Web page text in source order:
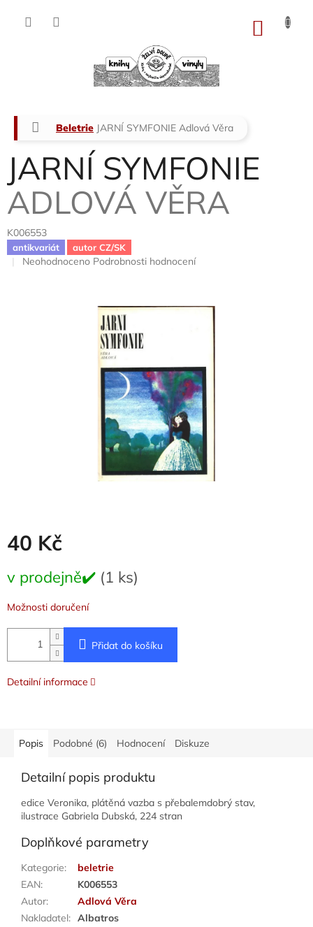
Domů
Beletrie JARNÍ SYMFONIE Adlová Věra
JARNÍ SYMFONIE
ADLOVÁ VĚRA
K006553
antikvariát autor CZ/SK
Průměrné
Neohodnoceno Podrobnosti hodnocení
40 Kč
cena:
v prodejně✔️ (1 ks)
Možnosti doručení
Přidat do košíku
Detailní informace
Popis Podobné (6) Hodnocení Diskuze
Detailní popis produktu
edice Veronika, plátěná vazba s přebalemdobrý stav,
ilustrace Gabriela Dubská, 224 stran
Doplňkové parametry
Kategorie:
beletrie
EAN:
K006553
Autor:
Adlová Věra
Nakladatel: Albatros